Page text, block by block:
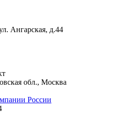
Ангарская, д.44
обл., Москва
России